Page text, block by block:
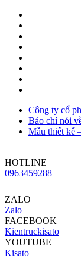
Công ty cổ
Báo chí nói
Mẫu thiết kế
HOTLINE
0963459288
ZALO
Zalo
FACEBOOK
Kientruckisato
YOUTUBE
Kisato